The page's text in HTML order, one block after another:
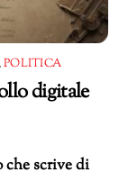
POLITICA
digitale
che scrive di